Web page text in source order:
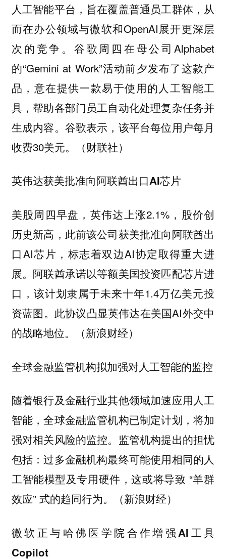
人工智能平台，旨在覆盖普通员工群体，从
而在办公领域与微软和OpenAI展开更深层
次的竞争。谷歌周四在母公司Alphabet
的“Gemini at Work”活动前夕发布了这款产
品，意在提供一款易于使用的人工智能工
具，帮助各部门员工自动化处理复杂任务并
生成内容。谷歌表示，该平台每位用户每月
收费30美元。（财联社）
英伟达获美批准向阿联酋出口AI芯片
美股周四早盘，英伟达上涨2.1%，股价创
历史新高，此前该公司获美批准向阿联酋出
口AI芯片，标志着双边AI协定取得重大进
展。阿联酋承诺以等额美国投资匹配芯片进
口，该计划隶属于未来十年1.4万亿美元投
资蓝图。此协议凸显英伟达在美国AI外交中
的战略地位。（新浪财经）
全球金融监管机构拟加强对人工智能的监控
随着银行及金融行业其他领域加速应用人工
智能，全球金融监管机构已制定计划，将加
强对相关风险的监控。监管机构提出的担忧
包括：过多金融机构最终可能使用相同的人
工智能模型及专用硬件，这或将导致 “羊群
效应” 式的趋同行为。（新浪财经）
微软正与哈佛医学院合作增强AI工具
Copilot